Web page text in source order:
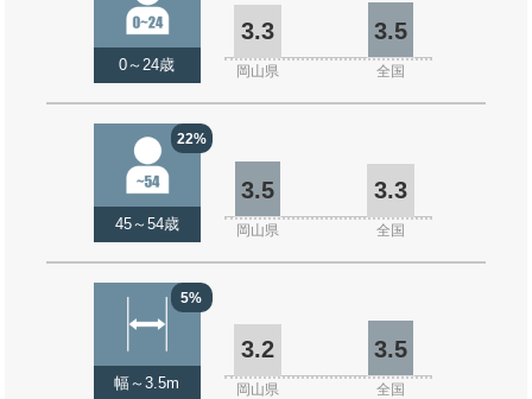
0～24歳
3.3 3.5
岡山県 全国
22%
45～54歳
3.5 3.3
岡山県 全国
5%
幅～3.5m
3.2 3.5
岡山県 全国